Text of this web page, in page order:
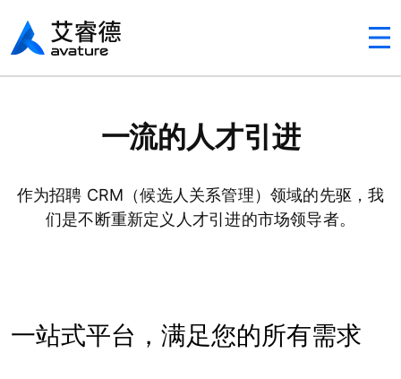
Avaturehcm
一流的人才引进
作为招聘 CRM（候选人关系管理）领域的先驱，我
们是不断重新定义人才引进的市场领导者。
一站式平台，满足您的所有需求